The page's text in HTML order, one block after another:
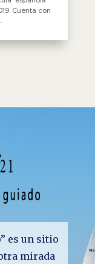
Cuenta con
es un sitio
mirada